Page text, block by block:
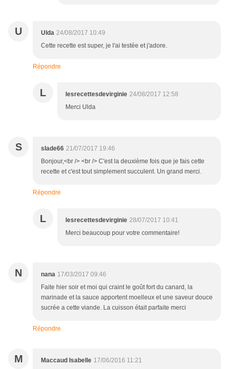
U Ulda 24/08/2017 10:49
Cette recette est super, je l'ai testée et j'adore.
Répondre
L lesrecettesdevirginie 24/08/2017 12:58
Merci Ulda
S slade66 21/07/2017 19:46
Bonjour,<br /> <br /> C'est la deuxième fois que je fais cette
recette et c'est tout simplement succulent. Un grand merci.
Répondre
L lesrecettesdevirginie 28/07/2017 10:41
Merci beaucoup pour votre commentaire!
N nana 17/03/2017 09:46
Faite hier soir et moi qui craint le goût fort du canard, la
marinade et la sauce apportent moelleux et une saveur douce
sucrée a cette viande. La cuisson était parfaite merci
Répondre
M Maccaud Isabelle 17/06/2016 11:21